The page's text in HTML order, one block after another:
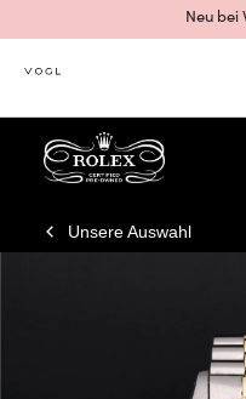
Mehr erfahren:
Neu bei Vogl:
Neu bei
Unsere Auswahl